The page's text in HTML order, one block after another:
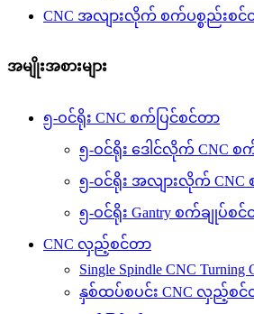
CNC အလျားလိုက် စက်ပစ္စည်းစင်
အမျိုးအစားများ
၅-ဝင်ရိုး CNC စက်ပြင်စင်တာ
၅-ဝင်ရိုး ဒေါင်လိုက် CNC စ
၅-ဝင်ရိုး အလျားလိုက် CNC
၅-ဝင်ရိုး Gantry စက်ချုပ်စင်
CNC လှည့်စင်တာ
Single Spindle CNC Turning
နှစ်ထပ်စပင်း CNC လှည့်စင်